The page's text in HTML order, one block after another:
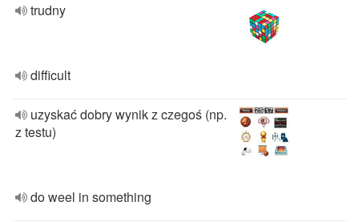
trudny
difficult
uzyskać dobry wynik z czegoś (np.
z testu)
do weel in something